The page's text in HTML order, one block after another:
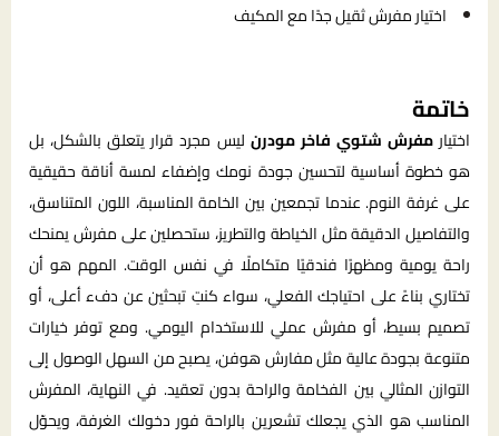
اختيار مفرش ثقيل جدًا مع المكيف
خاتمة
اختيارمفرش شتوي فاخر مودرن ليس مجرد قرار يتعلق بالشكل، بل
هو خطوة أساسية لتحسين جودة نومك وإضفاء لمسة أناقة حقيقية
على غرفة النوم. عندما تجمعين بين الخامة المناسبة، اللون المتناسق،
والتفاصيل الدقيقة مثل الخياطة والتطريز، ستحصلين على مفرش يمنحك
راحة يومية ومظهرًا فندقيًا متكاملًا في نفس الوقت. المهم هو أن
تختاري بناءً على احتياجك الفعلي، سواء كنتِ تبحثين عن دفء أعلى، أو
تصميم بسيط، أو مفرش عملي للاستخدام اليومي. ومع توفر خيارات
متنوعة بجودة عالية مثل مفارش هوفن، يصبح من السهل الوصول إلى
التوازن المثالي بين الفخامة والراحة بدون تعقيد. في النهاية، المفرش
المناسب هو الذي يجعلك تشعرين بالراحة فور دخولك الغرفة، ويحوّل